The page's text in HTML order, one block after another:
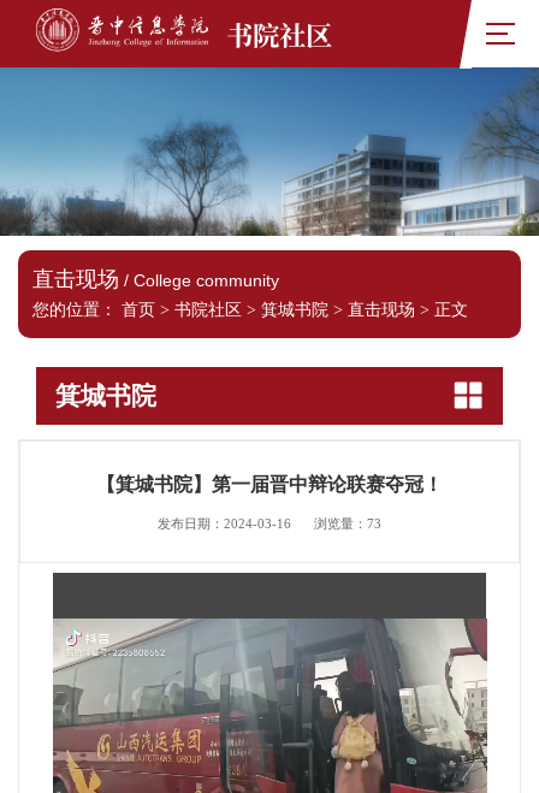
书院社区
直击现场 / College community
您的位置：
首页 > 书院社区 > 箕城书院 > 直击现场 > 正文
箕城书院
【箕城书院】第一届晋中辩论联赛夺冠！
发布日期：2024-03-16 浏览量： 73